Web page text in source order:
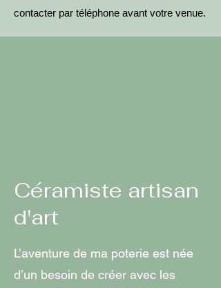
contacter par téléphone avant votre venue.
Céramiste artisan
d'art
L’aventure de ma poterie est née
d’un besoin de créer avec les